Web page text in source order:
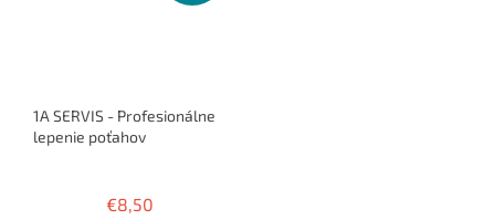
1A SERVIS - Profesionálne
lepenie poťahov
produktu
€8,50